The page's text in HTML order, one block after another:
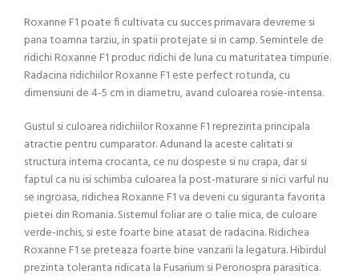
Roxanne F1 poate fi cultivata cu succes primavara devreme si
pana toamna tarziu, in spatii protejate si in camp. Semintele de
ridichi Roxanne F1 produc ridichi de luna cu maturitatea timpurie.
Radacina ridichiilor Roxanne F1 este perfect rotunda, cu
dimensiuni de 4-5 cm in diametru, avand culoarea rosie-intensa.
Gustul si culoarea ridichiilor Roxanne F1 reprezinta principala
atractie pentru cumparator. Adunand la aceste calitati si
structura interna crocanta, ce nu dospeste si nu crapa, dar si
faptul ca nu isi schimba culoarea la post-maturare si nici varful nu
se ingroasa, ridichea Roxanne F1 va deveni cu siguranta favorita
pietei din Romania. Sistemul foliar are o talie mica, de culoare
verde-inchis, si este foarte bine atasat de radacina. Ridichea
Roxanne F1 se preteaza foarte bine vanzarii la legatura. Hibirdul
prezinta toleranta ridicata la Fusarium si Peronospra parasitica.